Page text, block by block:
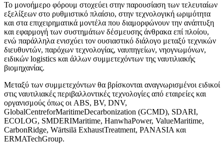
Το μονοήμερο φόρουμ στοχεύει στην παρουσίαση των τελευταίων
εξελίξεων στο ρυθμιστικό πλαίσιο, στην τεχνολογική ωριμότητα
και στα επιχειρηματικά μοντέλα που διαμορφώνουν την ανάπτυξη
και εφαρμογή των συστημάτων δέσμευσης άνθρακα επί πλοίου,
ενώ παράλληλα ενισχύει τον ουσιαστικό διάλογο μεταξύ τεχνικών
διευθυντών, παρόχων τεχνολογίας, ναυπηγείων, νηογνωμόνων,
ειδικών logistics και άλλων συμμετεχόντων της ναυτιλιακής
βιομηχανίας.
Μεταξύ των συμμετεχόντων θα βρίσκονται αναγνωρισμένοι ειδικοί
στις ναυτιλιακές περιβαλλοντικές τεχνολογίες από εταιρείες και
οργανισμούς όπως οι ABS, BV, DNV,
GlobalCentreforMaritimeDecarbonization (GCMD), SDARI,
ECOLOG, SMDERIMaritime, HanwhaPower, ValueMaritime,
CarbonRidge, Wärtsilä ExhaustTreatment, PANASIA και
ERMATechGroup.